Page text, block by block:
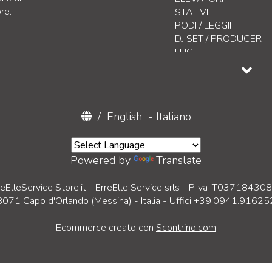
Argani a catena ed
Pedane Passacavo
Backdrops
Stage Box
Distribuzione Corrente
Connettori Elettrici
Tessuti Teatro /
STATIVI
PODI / LEGGII
DJ SET / PRODUCER
LUCI
CONTROLLO LUCI
DAB & INTERNET
SPARE PARTS
BATTERIE VARIE
CUSTODIE / CASE
SCHIUME
ABBIGLIAMENTO
DISPOSITIVI DI
/ English - Italiano
Powered by Translate
Store.it - ErreElle Service srls - P.Iva
Capo d'Orlando (Messina) - Italia - Uffici
Ecommerce creato con Scontrino.com